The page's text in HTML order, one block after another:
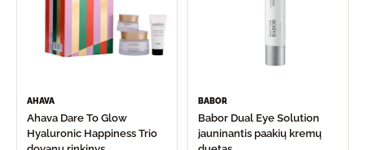
AHAVA
Ahava Dare To Glow
Hyaluronic Happiness Trio
BABOR
Babor Dual Eye Solution
jauninantis paakių kremų